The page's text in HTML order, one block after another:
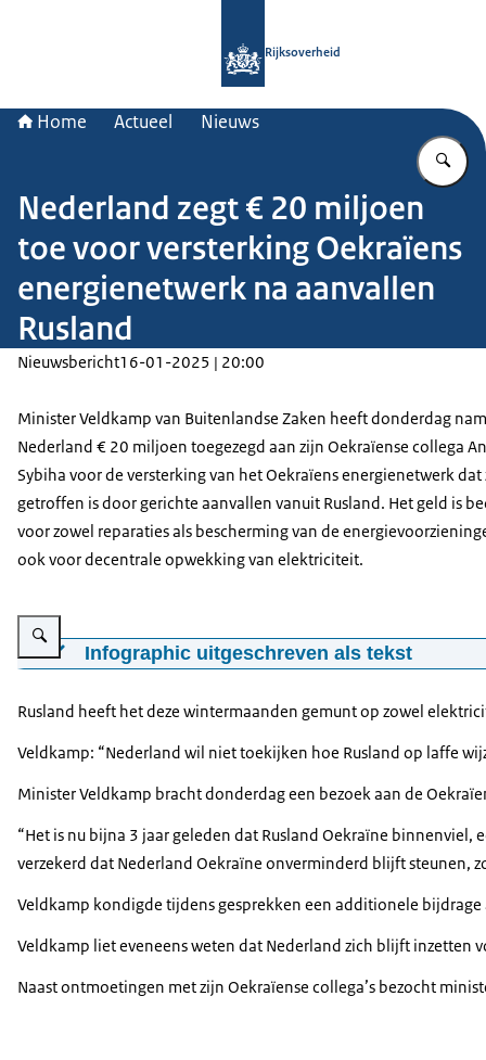
Rijksoverheid
Home Actueel Nieuws
Nederland zegt € 20 miljoen
toe voor versterking Oekraïens
energienetwerk na aanvallen
Rusland
Nieuwsbericht16-01-2025 | 20:00
Minister Veldkamp van Buitenlandse Zaken heeft donderdag
Nederland € 20 miljoen toegezegd aan zijn Oekraïense collega
Sybiha voor de versterking van het Oekraïens energienetwerk dat
getroffen is door gerichte aanvallen vanuit Rusland. Het geld is
voor zowel reparaties als bescherming van de
ook voor decentrale opwekking van elektriciteit.
Vergroot afbeelding Caspar Veldkamp and Andrii Sybiha
Infographic uitgeschreven als tekst
Rusland heeft het deze wintermaanden gemunt op zowel
Veldkamp: “Nederland wil niet toekijken hoe Rusland op laffe
Minister Veldkamp bracht donderdag een bezoek aan de
“Het is nu bijna 3 jaar geleden dat Rusland Oekraïne binnenviel,
verzekerd dat Nederland Oekraïne onverminderd blijft steunen,
Veldkamp kondigde tijdens gesprekken een additionele
Veldkamp liet eveneens weten dat Nederland zich blijft inzetten
Naast ontmoetingen met zijn Oekraïense collega’s bezocht